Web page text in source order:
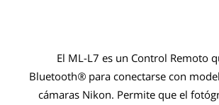
El ML-L7 es un Control Remoto
Bluetooth® para conectarse con
cámaras Nikon. Permite que el